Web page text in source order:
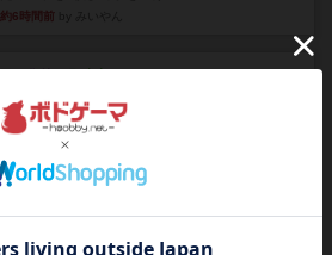
約6時間前
ノームズ・アット・ナイト
ベネボレンス女王は、忠実な臣民を称えるための
祝宴を開こうとしています。...
約7時間前
画像付き 充実
フラットアイアン